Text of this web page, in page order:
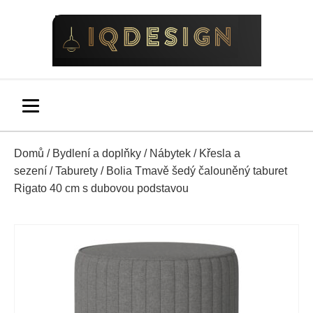
Domů / Bydlení a doplňky / Nábytek / Křesla a
sezení /Taburety / Bolia Tmavě šedý čalouněný taburet
Rigato 40 cm s dubovou podstavou